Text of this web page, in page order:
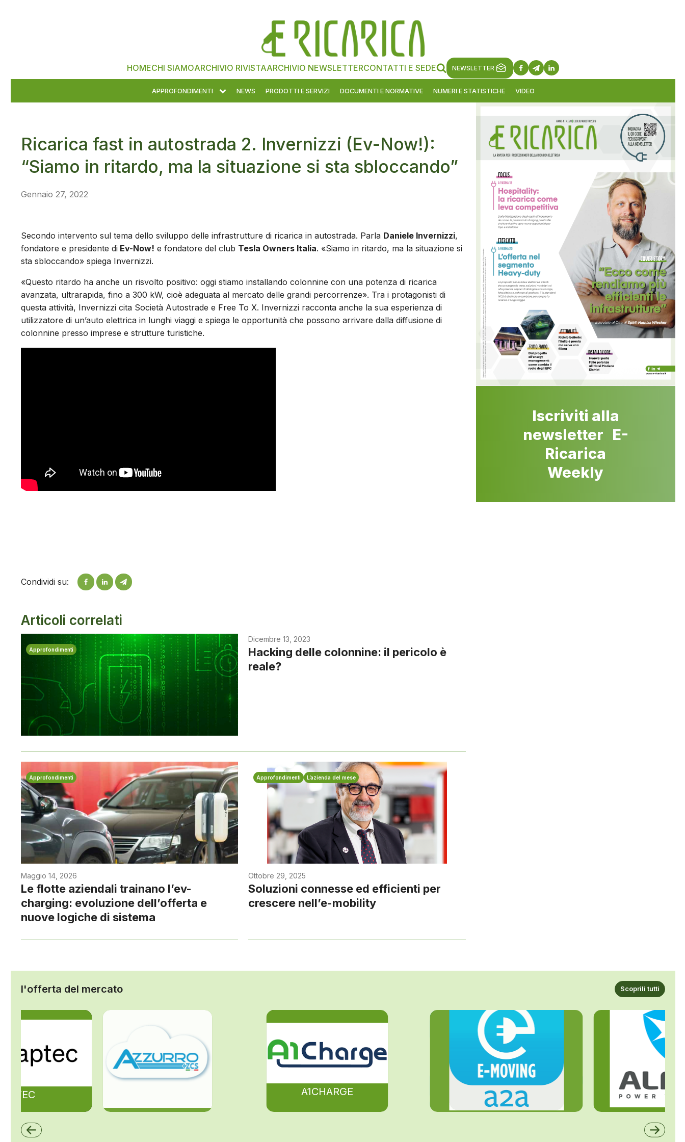
HOMECHI SIAMOARCHIVIO RIVISTAARCHIVIO NEWSLETTERCONTATTI E SEDE NEWSLETTER
APPROFONDIMENTI NEWS PRODOTTI E SERVIZI DOCUMENTI E NORMATIVE NUMERI E STATISTICHE VIDEO
Ricarica fast in autostrada 2. Invernizzi (Ev-Now!):
“Siamo in ritardo, ma la situazione si sta sbloccando”
Gennaio 27, 2022
Secondo intervento sul tema dello sviluppo delle infrastrutture di ricarica in autostrada. Parla Daniele Invernizzi,
fondatore e presidente di Ev-Now! e fondatore del club Tesla Owners Italia. «Siamo in ritardo, ma la situazione si
sta sbloccando» spiega Invernizzi.
«Questo ritardo ha anche un risvolto positivo: oggi stiamo installando colonnine con una potenza di ricarica
avanzata, ultrarapida, fino a 300 kW, cioè adeguata al mercato delle grandi percorrenze». Tra i protagonisti di
questa attività, Invernizzi cita Società Autostrade e Free To X. Invernizzi racconta anche la sua esperienza di
utilizzatore di un’auto elettrica in lunghi viaggi e spiega le opportunità che possono arrivare dalla diffusione di
colonnine presso imprese e strutture turistiche.
Condividi su:
Articoli correlati
Approfondimenti
Dicembre 13, 2023
Hacking delle colonnine: il pericolo è
reale?
Approfondimenti
Maggio 14, 2026
Le flotte aziendali trainano l’ev-
charging: evoluzione dell’offerta e
nuove logiche di sistema
Approfondimenti L’azienda del mese
Ottobre 29, 2025
Soluzioni connesse ed efficienti per
crescere nell’e-mobility
Iscriviti alla
newsletter E-
Ricarica
Weekly
l'offerta del mercato Scoprili tutti
A1CHARGE
ZCS Azzurro